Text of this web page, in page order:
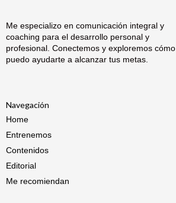
Me especializo en comunicación integral y
coaching para el desarrollo personal y
profesional. Conectemos y exploremos cómo
puedo ayudarte a alcanzar tus metas.
Navegación
Home
Entrenemos
Contenidos
Editorial
Me recomiendan